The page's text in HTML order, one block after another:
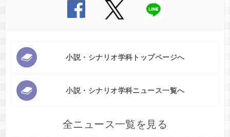
小説・シナリオ学科トップページへ
小説・シナリオ学科ニュース一覧へ
全ニュース一覧を見る